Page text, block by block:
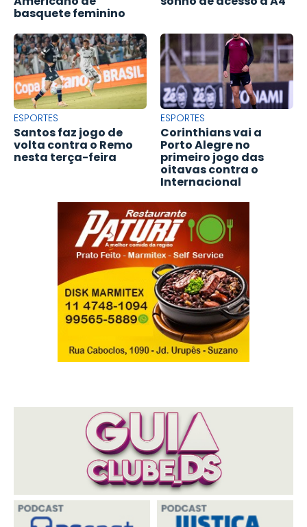
basquete feminino
ESPORTES
Santos faz jogo de
volta contra o Remo
nesta terça-feira
ESPORTES
Corinthians vai a
Porto Alegre no
primeiro jogo das
oitavas contra o
Internacional